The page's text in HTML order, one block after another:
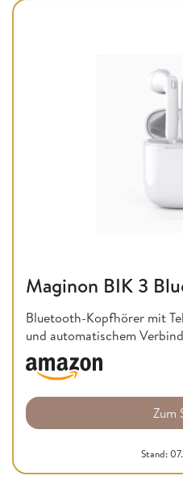
Maginon BIK 3
Bluetooth-Kopfhörer mit
und automatischem
Zum
Stand: